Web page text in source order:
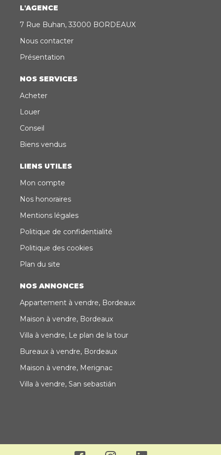
L'AGENCE
7 Rue Buhan, 33000 BORDEAUX
Nous contacter
Présentation
NOS SERVICES
Acheter
Louer
Conseil
Biens vendus
LIENS UTILES
Mon compte
Nos honoraires
Mentions légales
Politique de confidentialité
Politique des cookies
Plan du site
NOS ANNONCES
Appartement à vendre, Bordeaux
Maison à vendre, Bordeaux
Villa à vendre, Le plan de la tour
Bureaux à vendre, Bordeaux
Maison à vendre, Merignac
Villa à vendre, San sebastián